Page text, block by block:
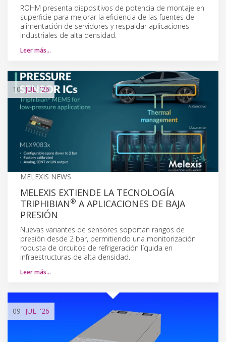
ROHM presenta dispositivos de potencia de montaje en
superficie para mejorar la eficiencia de las fuentes de
alimentación de servidores y respaldar aplicaciones
industriales de alta densidad.
Leer más…
10 JUL. '26
MELEXIS NEWS
MELEXIS EXTIENDE LA TECNOLOGÍA
TRIPHIBIAN® A APLICACIONES DE BAJA
PRESIÓN
Nuevas variantes de sensores soportan rangos de
presión desde 2 bar, permitiendo una monitorización
robusta de circuitos de refrigeración líquida en
infraestructuras de alta densidad.
Leer más…
09 JUL. '26